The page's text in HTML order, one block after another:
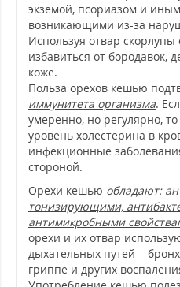
экземой, псориазом и
возникающими из-за
Используя отвар
избавиться от бородавок,
коже.
Польза орехов кешью
иммунитета организма.
умеренно, но регулярно,
уровень холестерина в
инфекционные
стороной.
Орехи кешью обладают:
тонизирующими,
антимикробными
орехи и их отвар
дыхательных путей –
гриппе и других